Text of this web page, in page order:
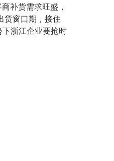
补货需求旺盛，
货窗口期，接住
下浙江企业要抢时